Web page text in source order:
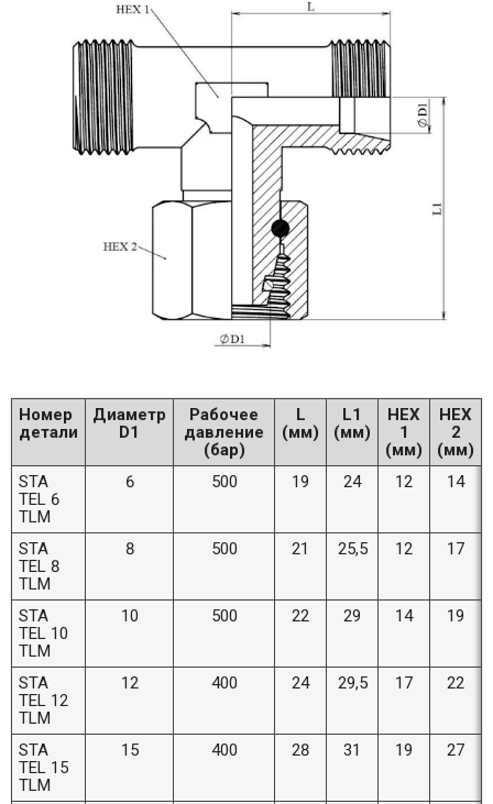
Номер
детали
Диаметр
D1
Рабочее
давление
(бар)
L
(мм)
L1
(мм)
HEX
1
(мм)
HEX
2
(мм)
STA
TEL 6
TLM
6 500 19 24 12 14
STA
TEL 8
TLM
8 500 21 25,5 12 17
STA
TEL 10
TLM
10 500 22 29 14 19
STA
TEL 12
TLM
12 400 24 29,5 17 22
STA
TEL 15
TLM
15 400 28 31 19 27